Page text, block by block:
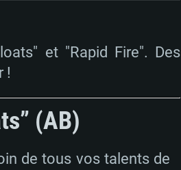
et "Rapid Fire". Des
!
(AB)
de tous vos talents de